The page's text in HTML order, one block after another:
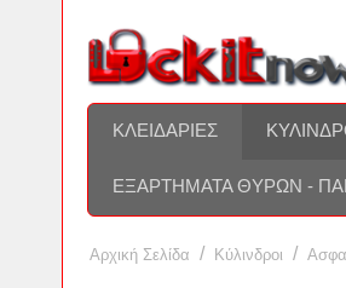
ΚΛΕΙΔΑΡΙΈΣ
ΕΞΑΡΤΉΜΑΤΑ ΘΥΡΏΝ -
Αρχική Σελίδα / Κύλινδροι /